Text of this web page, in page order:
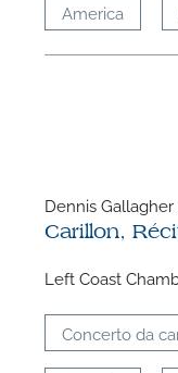
America
Dennis Gallagher
Carillon,
Left Coast
Concerto da